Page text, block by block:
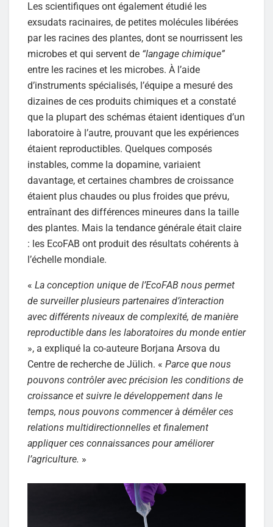
Les scientifiques ont également étudié les
exsudats racinaires, de petites molécules libérées
par les racines des plantes, dont se nourrissent les
microbes et qui servent de “langage chimique”
entre les racines et les microbes. À l’aide
d’instruments spécialisés, l’équipe a mesuré des
dizaines de ces produits chimiques et a constaté
que la plupart des schémas étaient identiques d’un
laboratoire à l’autre, prouvant que les expériences
étaient reproductibles. Quelques composés
instables, comme la dopamine, variaient
davantage, et certaines chambres de croissance
étaient plus chaudes ou plus froides que prévu,
entraînant des différences mineures dans la taille
des plantes. Mais la tendance générale était claire
: les EcoFAB ont produit des résultats cohérents à
l’échelle mondiale.
« La conception unique de l’EcoFAB nous permet
de surveiller plusieurs partenaires d’interaction
avec différents niveaux de complexité, de manière
reproductible dans les laboratoires du monde entier
», a expliqué la co-auteure Borjana Arsova du
Centre de recherche de Jülich. « Parce que nous
pouvons contrôler avec précision les conditions de
croissance et suivre le développement dans le
temps, nous pouvons commencer à démêler ces
relations multidirectionnelles et finalement
appliquer ces connaissances pour améliorer
l’agriculture. »